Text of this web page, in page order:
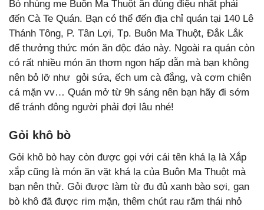
Bò nhúng me Buôn Ma Thuột ăn đúng điệu nhất phải
đến Cà Te Quán. Bạn có thể đến địa chỉ quán tại 140 Lê
Thánh Tông, P. Tân Lợi, Tp. Buôn Ma Thuột, Đắk Lắk
để thưởng thức món ăn độc đáo này. Ngoài ra quán còn
có rất nhiều món ăn thơm ngon hấp dẫn mà bạn không
nên bỏ lỡ như gỏi sứa, ếch um cà đắng, và cơm chiên
cá mặn vv… Quán mở từ 9h sáng nên bạn hãy đi sớm
để tránh đông người phải đợi lâu nhé!
Gỏi khô bò
Gỏi khô bò hay còn được gọi với cái tên khá lạ là Xắp
xắp cũng là món ăn vặt khá lạ của Buôn Ma Thuột mà
bạn nên thử. Gỏi được làm từ đu đủ xanh bào sợi, gan
bò khô đã được rim mặn, thêm chút rau răm thái nhỏ